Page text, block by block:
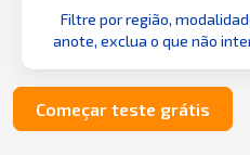
Filtre por região,
anote, exclua o que não
Começar teste grátis